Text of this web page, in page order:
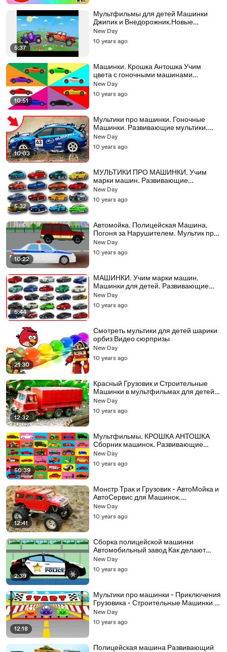
5:37
Мультфильмы для детей Машинки
Джипик и Внедорожник.Новые
мультики 2016 Автомойка машин
Мультфильмы
New Day
10 years ago
10:51
Машинки. Крошка Антошка Учим
цвета с гоночными машинами
Развивающий мультик
New Day
10 years ago
10:03
Мультики про машинки. Гоночные
Машинки. Развивающие мультики.
Мультик для мальчиков
New Day
10 years ago
5:32
МУЛЬТИКИ ПРО МАШИНКИ. Учим
марки машин. Развивающие
мультики. Мультик для мальчиков
New Day
10 years ago
10:22
Автомойка. Полицейская Машина.
Погоня за Нарушителем. Мультик про
машинки
New Day
10 years ago
5:44
МАШИНКИ. Учим марки машин.
Машинки для детей. Развивающие
мультфильмы
New Day
10 years ago
21:30
Смотреть мультики для детей шарики
орбиз Видео сюрпризы
New Day
10 years ago
12:32
Красный Грузовик и Строительные
Машинки в мультфильмах для детей.
Мультики про Машинки
New Day
10 years ago
50:39
Мультфильмы. КРОШКА АНТОШКА
Сборник машинок. Развивающие
мультики.
New Day
10 years ago
12:41
Монстр Трак и Грузовик - АвтоМойка и
АвтоСервис для Машинок.
Мультфильмы для Детей про
Машинки
New Day
10 years ago
2:39
Сборка полицейской машинки
Автомобильный завод Как делают
машины
New Day
10 years ago
12:18
Мультики про машинки - Приключения
Грузовика - Строительные Машинки -
Мультфильмы для детей
New Day
10 years ago
Полицейская машина Развивающий